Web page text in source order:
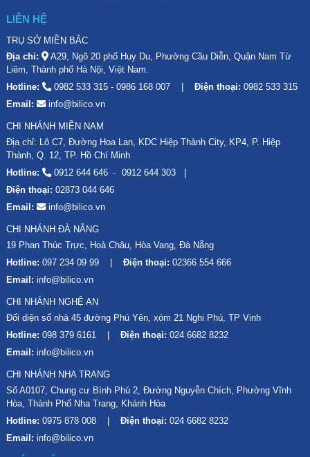
LIÊN HỆ
TRỤ SỞ MIỀN BẮC
Địa chỉ:
A29, Ngõ 20 phố Huy Du, Phường Cầu Diễn, Quận Nam Từ
Liêm, Thành phố Hà Nội, Việt Nam.
Hotline:
0982 533 315 - 0986 168 007 Điện thoại: 0982 533 315
Email:
info@bilico.vn
CHI NHÁNH MIỀN NAM
Địa chỉ: Lô C7, Đường Hoa Lan, KDC Hiệp Thành City, KP4, P. Hiệp
Thành, Q. 12, TP. Hồ Chí Minh
Hotline:
0912 644 646
0912 644 303
Điện thoại: 02873 044 646
Email:
info@bilico.vn
CHI NHÁNH ĐÀ NẴNG
19 Phan Thúc Trực, Hoà Châu, Hòa Vang, Đà Nẵng
Hotline: 097 234 09 99 Điện thoại: 02366 554 666
Email: info@bilico.vn
CHI NHÁNH NGHỆ AN
Đối diện số nhà 45 đường Phú Yên, xóm 21 Nghi Phú, TP Vinh
Hotline: 098 379 6161 Điện thoại: 024 6682 8232
Email: info@bilico.vn
CHI NHÁNH NHA TRANG
Số A0107, Chung cư Bình Phú 2, Đường Nguyễn Chích, Phường Vĩnh
Hòa, Thành Phố Nha Trang, Khánh Hòa
Hotline: 0975 878 008 Điện thoại: 024 6682 8232
Email: info@bilico.vn